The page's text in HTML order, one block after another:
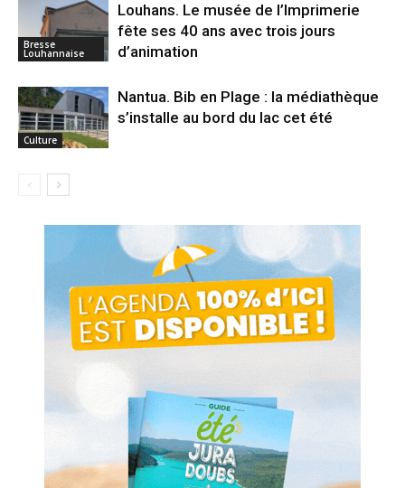
Bresse
Louhannaise
Louhans. Le musée de l’Imprimerie
fête ses 40 ans avec trois jours
d’animation
Culture
Nantua. Bib en Plage : la médiathèque
s’installe au bord du lac cet été